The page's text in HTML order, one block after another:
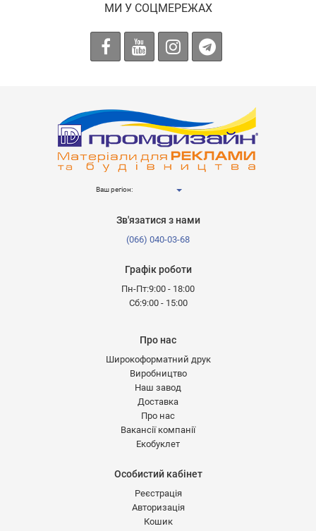
МИ У СОЦМЕРЕЖАХ
Ваш регіон:
Зв'язатися з нами
(066) 040-03-68
Графік роботи
Пн-Пт:9:00 - 18:00
Сб:9:00 - 15:00
Про нас
Широкоформатний друк
Виробництво
Наш завод
Доставка
Про нас
Вакансії компанії
Екобуклет
Особистий кабінет
Реєстрація
Авторизація
Кошик